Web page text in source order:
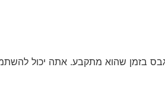
בזמן שהוא מתקבע. אתה יכול